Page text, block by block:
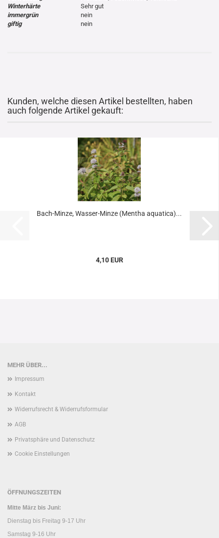
Winterhärte
Sehr gut
immergrün
nein
giftig
nein
Kunden, welche diesen Artikel bestellten, haben
auch folgende Artikel gekauft:
Bach-Minze, Wasser-Minze (Mentha aquatica)...
4,10 EUR
MEHR ÜBER...
Impressum
Kontakt
Widerrufsrecht & Widerrufsformular
AGB
Privatsphäre und Datenschutz
Cookie Einstellungen
ÖFFNUNGSZEITEN
Mitte März bis Juni:
Dienstag bis Freitag 9-17 Uhr
Samstag 9-16 Uhr